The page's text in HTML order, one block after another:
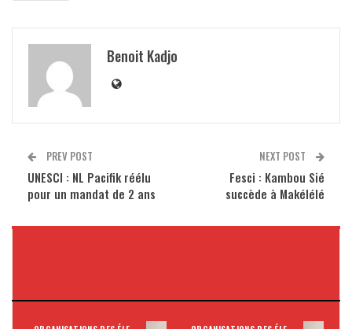
Benoit Kadjo
PREV POST
UNESCI : NL Pacifik réélu
pour un mandat de 2 ans
NEXT POST
Fesci : Kambou Sié
succède à Makélélé